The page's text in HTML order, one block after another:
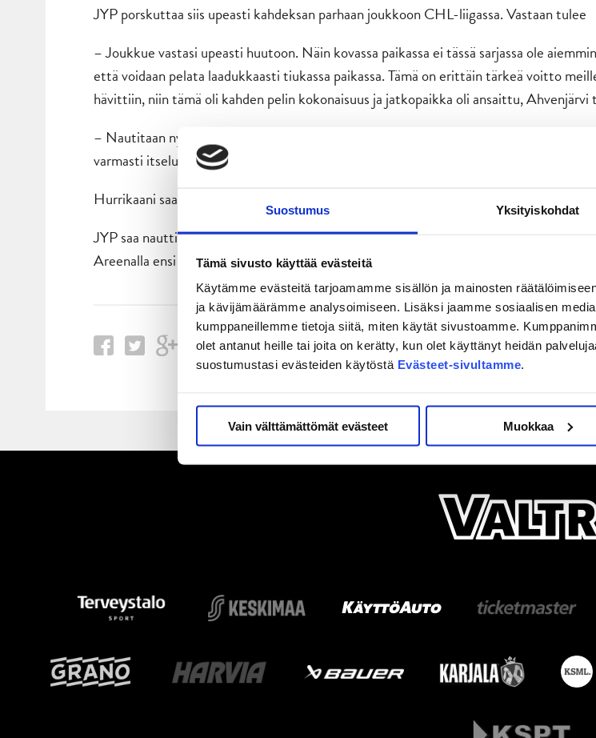
Suostumus Yksityiskohdat
Tämä sivusto käyttää evästeitä
Käytämme evästeitä tarjoamamme sisällön ja mainosten
ja kävijämäärämme analysoimiseen. Lisäksi jaamme sosiaalisen
kumppaneillemme tietoja siitä, miten käytät sivustoamme.
olet antanut heille tai joita on kerätty, kun olet käyttänyt heidän
suostumustasi evästeiden käytöstä Evästeet-sivultamme.
Vain välttämättömät evästeet Muokkaa
JYP porskuttaa siis upeasti kahdeksan parhaan joukkoon CHL-liigassa. Vastaan tulee
– Joukkue vastasi upeasti huutoon. Näin kovassa paikassa ei tässä sarjassa ole
että voidaan pelata laadukkaasti tiukassa paikassa. Tämä on erittäin tärkeä voitto
hävittiin, niin tämä oli kahden pelin kokonaisuus ja jatkopaikka oli ansaittu, Ahvenjärvi
– Nautitaan nyt hetki tästä saavutuksesta ja sitten aletaan keskittymään taas arkisiin
varmasti itseluottamusta tulee joukkueeseen, Jusu jatkoi.
Hurrikaani saa vastaansa puolivälierissä voittajan otteluparista EV Zug – Kometa Brno.
JYP saa nauttia nyt viikon verran maajoukkuetauosta. Tositoimiin palataan
Areenalla ensi viikon tiistaina, kun vastassa on Kouvolan KooKoo. Osta lippusi